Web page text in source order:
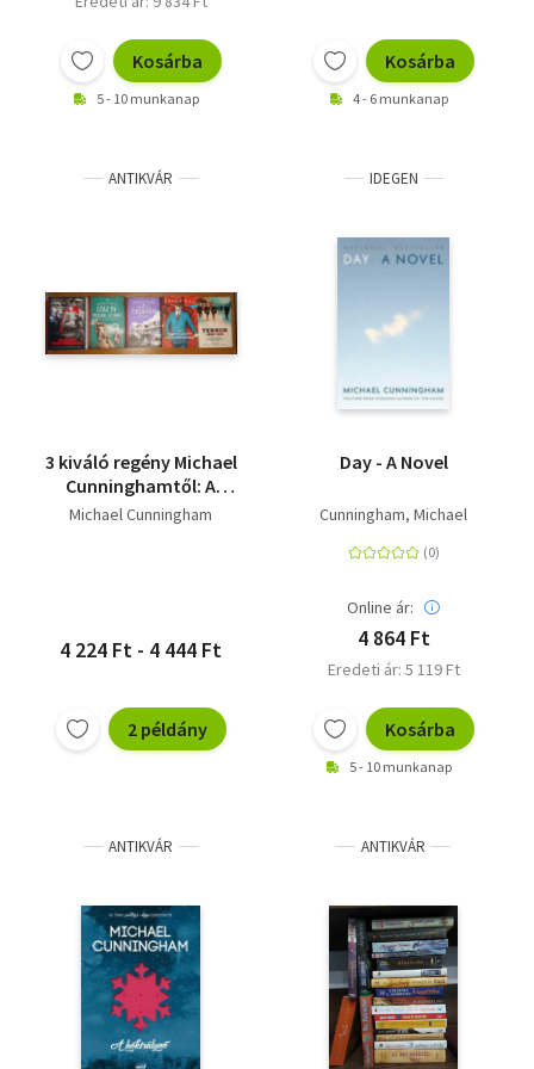
Kosárba
5 - 10 munkanap
Kosárba
4 - 6 munkanap
ANTIKVÁR
3 kiváló regény Michael
Cunninghamtől: A
hókirálynő, Az órák,
Michael Cunningham
4 224 Ft - 4 444 Ft
2 példány
IDEGEN
Day - A Novel
Cunningham, Michael
Online ár:
4 864 Ft
Eredeti ár: 5 119 Ft
Kosárba
5 - 10 munkanap
ANTIKVÁR ANTIKVÁR